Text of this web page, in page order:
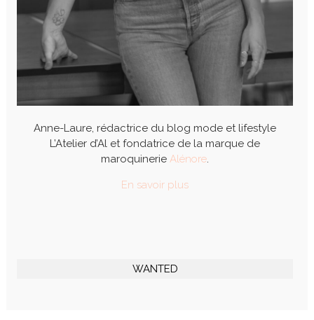
Anne-Laure, rédactrice du blog mode et lifestyle
L’Atelier d’Al et fondatrice de la marque de
maroquinerie Alénore.
En savoir plus
WANTED